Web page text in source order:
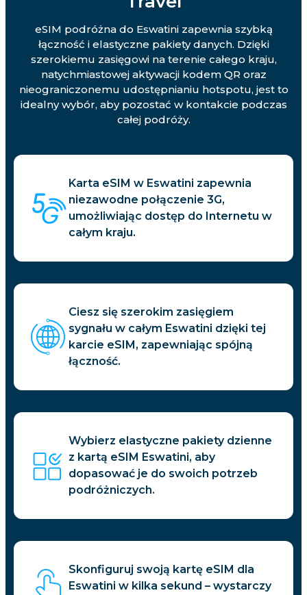
eSIM podróżna do Eswatini zapewnia szybką
łączność i elastyczne pakiety danych. Dzięki
szerokiemu zasięgowi na terenie całego kraju,
natychmiastowej aktywacji kodem QR oraz
nieograniczonemu udostępnianiu hotspotu, jest to
idealny wybór, aby pozostać w kontakcie podczas
całej podróży.
Karta eSIM w Eswatini zapewnia
niezawodne połączenie 3G,
umożliwiając dostęp do Internetu w
całym kraju.
Ciesz się szerokim zasięgiem
sygnału w całym Eswatini dzięki tej
karcie eSIM, zapewniając spójną
łączność.
Wybierz elastyczne pakiety dzienne
z kartą eSIM Eswatini, aby
dopasować je do swoich potrzeb
podróżniczych.
Skonfiguruj swoją kartę eSIM dla
Eswatini w kilka sekund – wystarczy